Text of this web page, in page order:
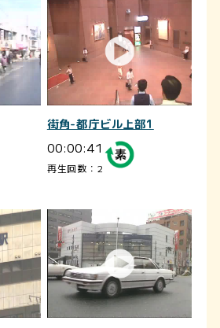
街角-都庁ビル上部1
00:00:41
再生回数：2